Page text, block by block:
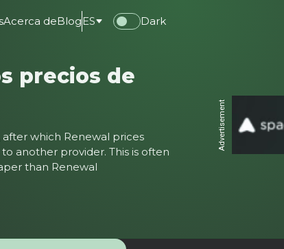
Acerca deBlog ES Dark
precios de
which Renewal prices
another provider. This is often
than Renewal
Advertisement